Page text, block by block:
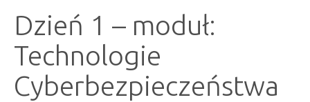
Dzień 1 – moduł:
Technologie
Cyberbezpieczeństwa